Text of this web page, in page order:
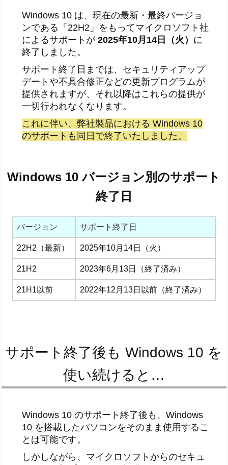
Windows 10 は、現在の最新・最終バージョ
ンである「22H2」をもってマイクロソフト社
によるサポートが 2025年10月14日（火） に
終了しました。
サポート終了日までは、セキュリティアップ
デートや不具合修正などの更新プログラムが
提供されますが、それ以降はこれらの提供が
一切行われなくなります。
これに伴い、弊社製品における Windows 10
のサポートも同日で終了いたしました。
Windows 10 バージョン別のサポート
終了日
バージョン サポート終了日
22H2（最新） 2025年10月14日（火）
21H2 2023年6月13日（終了済み）
21H1以前 2022年12月13日以前（終了済み）
サポート終了後も Windows 10 を
使い続けると…
Windows 10 のサポート終了後も、Windows
10 を搭載したパソコンをそのまま使用するこ
とは可能です。
しかしながら、マイクロソフトからのセキュ